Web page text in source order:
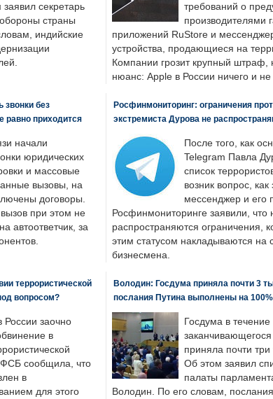
секретарь
страны
индийские
требований о
производителями
приложений RuStore и
устройства, продающиеся на
Компании грозит крупный штраф,
нюанс: Apple в России ничего и не
звонки без
равно приходится
начали
юридических
и массовые
вызовы, на
договоры.
при этом не
автоответчик, за
Росфинмониторинг: ограничения
экстремиста Дурова не
После того, как
Telegram Павла
список
возник вопрос,
мессенджер и его
Росфинмониторинге заявили, что
распространяются ограничения,
этим статусом накладываются на
бизнесмена.
террористической
вопросом?
России заочно
в
ФСБ сообщила, что
в
для этого
Володин: Госдума приняла почти 3
послания Путина выполнены на 100%
Госдума в течение
приняла почти три
Об этом заявил
палаты
Володин. По его словам,